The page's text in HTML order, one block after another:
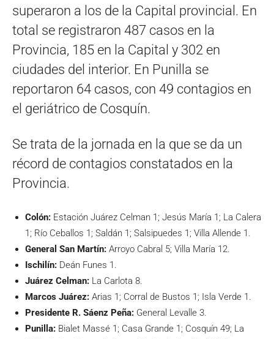
superaron a los de la Capital provincial. En
total se registraron 487 casos en la
Provincia, 185 en la Capital y 302 en
ciudades del interior. En Punilla se
reportaron 64 casos, con 49 contagios en
el geriátrico de Cosquín.
Se trata de la jornada en la que se da un
récord de contagios constatados en la
Provincia.
Colón: Estación Juárez Celman 1; Jesús María 1; La Calera
1; Río Ceballos 1; Saldán 1; Salsipuedes 1; Villa Allende 1.
General San Martín: Arroyo Cabral 5; Villa María 12.
Ischilín: Deán Funes 1.
Juárez Celman: La Carlota 8.
Marcos Juárez: Arias 1; Corral de Bustos 1; Isla Verde 1.
Presidente R. Sáenz Peña: General Levalle 3.
Punilla: Bialet Massé 1; Casa Grande 1; Cosquín 49; La